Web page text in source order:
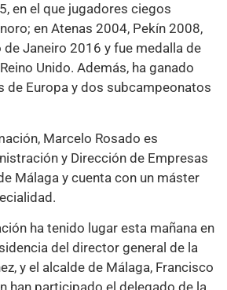
en el que jugadores ciegos
en Atenas 2004, Pekín 2008,
de Janeiro 2016 y fue medalla de
Unido. Además, ha ganado
de Europa y dos subcampeonatos
Marcelo Rosado es
y Dirección de Empresas
Málaga y cuenta con un máster
ha tenido lugar esta mañana en
del director general de la
y el alcalde de Málaga, Francisco
han participado el delegado de la